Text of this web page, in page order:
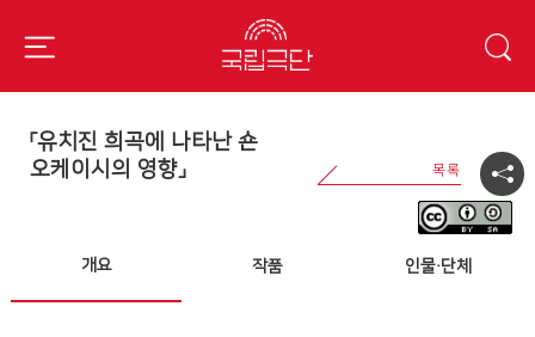
「유치진 희곡에 나타난 숀
오케이시의 영향」
개요 작품 인물·단체